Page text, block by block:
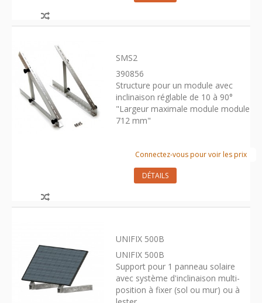
SMS2
390856
Structure pour un module avec
inclinaison réglable de 10 à 90°
"Largeur maximale module module
712 mm"
Connectez-vous pour voir les prix
DÉTAILS
UNIFIX 500B
UNIFIX 500B
Support pour 1 panneau solaire
avec système d'inclinaison multi-
position à fixer (sol ou mur) ou à